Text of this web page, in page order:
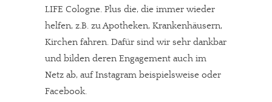
LIFE Cologne. Plus die, die immer wieder
helfen, z.B. zu Apotheken, Krankenhäusern,
Kirchen fahren. Dafür sind wir sehr dankbar
und bilden deren Engagement auch im
Netz ab, auf Instagram beispielsweise oder
Facebook.